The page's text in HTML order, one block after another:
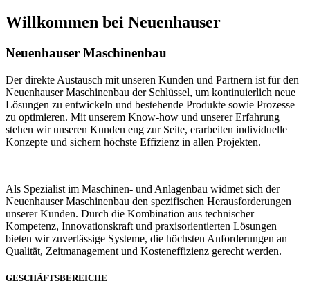
Willkommen bei Neuenhauser
Neuenhauser Maschinenbau
Der direkte Austausch mit unseren Kunden und Partnern ist für den
Neuenhauser Maschinenbau der Schlüssel, um kontinuierlich neue
Lösungen zu entwickeln und bestehende Produkte sowie Prozesse
zu optimieren. Mit unserem Know-how und unserer Erfahrung
stehen wir unseren Kunden eng zur Seite, erarbeiten individuelle
Konzepte und sichern höchste Effizienz in allen Projekten.
Als Spezialist im Maschinen- und Anlagenbau widmet sich der
Neuenhauser Maschinenbau den spezifischen Herausforderungen
unserer Kunden. Durch die Kombination aus technischer
Kompetenz, Innovationskraft und praxisorientierten Lösungen
bieten wir zuverlässige Systeme, die höchsten Anforderungen an
Qualität, Zeitmanagement und Kosteneffizienz gerecht werden.
GESCHÄFTSBEREICHE